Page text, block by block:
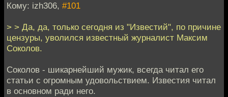
Кому: izh306, #101
> > Да, да, только сегодня из "Известий", по причине
цензуры, уволился известный журналист Максим
Соколов.
Соколов - шикарнейший мужик, всегда читал его
статьи с огромным удовольствием. Известия читал
в основном ради него.